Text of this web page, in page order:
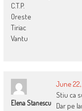
C.T.P.
Oreste
Tiriac
Vantu
Elena Stanescu
June 22,
Stiu ca
Dar pe